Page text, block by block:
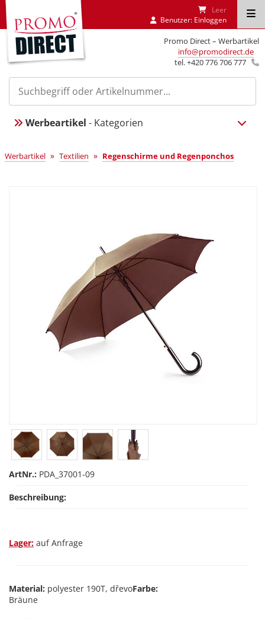
Promo Direct – Werbartikel
info@promodirect.de
tel. +420 776 706 777
Leer
Benutzer: Einloggen
Werbeartikel - Kategorien
Werbartikel » Textilien » Regenschirme und Regenponchos
ArtNr.: PDA_37001-09
Beschreibung:
Lager: auf Anfrage
Material: polyester 190T, dřevoFarbe:
Bräune